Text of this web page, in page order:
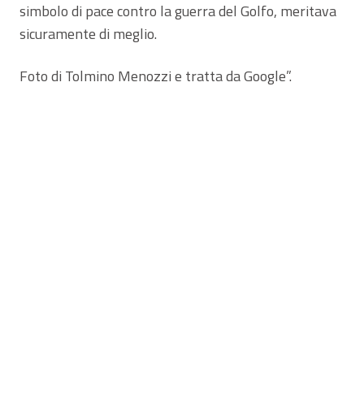
simbolo di pace contro la guerra del Golfo, meritava
sicuramente di meglio.
Foto di Tolmino Menozzi e tratta da Google”.